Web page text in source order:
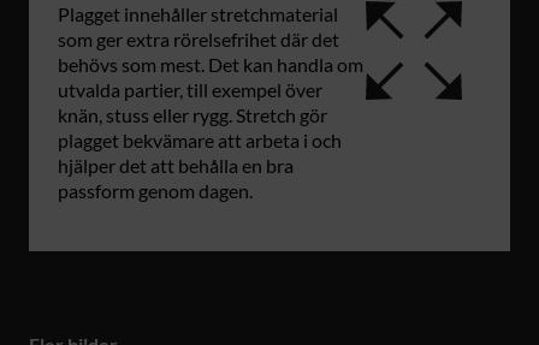
Plagget innehåller stretchmaterial
som ger extra rörelsefrihet där det
behövs som mest. Det kan handla om
utvalda partier, till exempel över
knän, stuss eller rygg. Stretch gör
plagget bekvämare att arbeta i och
hjälper det att behålla en bra
passform genom dagen.